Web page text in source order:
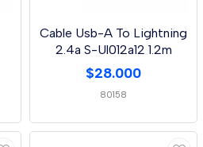
Cable Usb-A To Lightning
2.4a S-Ul012a12 1.2m
$28.000
80158